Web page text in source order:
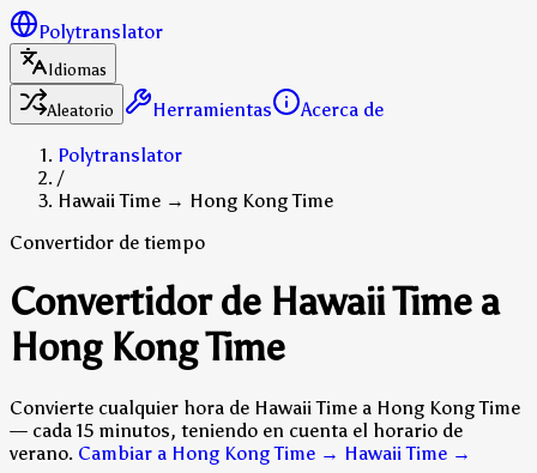
Polytranslator
Idiomas
Aleatorio
Herramientas
Acerca de
Polytranslator
/
Hawaii Time → Hong Kong Time
Convertidor de tiempo
Convertidor de Hawaii Time a
Hong Kong Time
Convierte cualquier hora de Hawaii Time a Hong Kong Time
— cada 15 minutos, teniendo en cuenta el horario de
verano. Cambiar a Hong Kong Time → Hawaii Time →